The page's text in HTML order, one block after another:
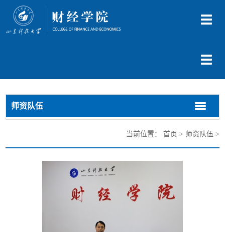
切
切
导
师资队伍
切
换
航
切
换
航
当前位置： 首页 > 师资队伍 >